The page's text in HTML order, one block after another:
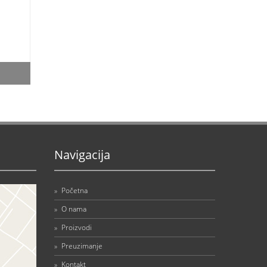
Navigacija
» Početna
» O nama
» Proizvodi
» Preuzimanje
» Kontakt